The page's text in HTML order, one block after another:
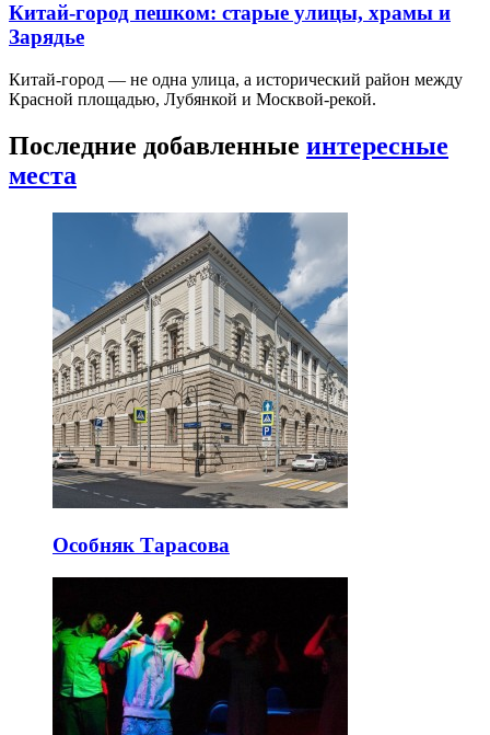
Китай-город пешком: старые улицы, храмы и
Зарядье
Китай-город — не одна улица, а исторический район между
Красной площадью, Лубянкой и Москвой-рекой.
Последние добавленные интересные
места
Особняк Тарасова